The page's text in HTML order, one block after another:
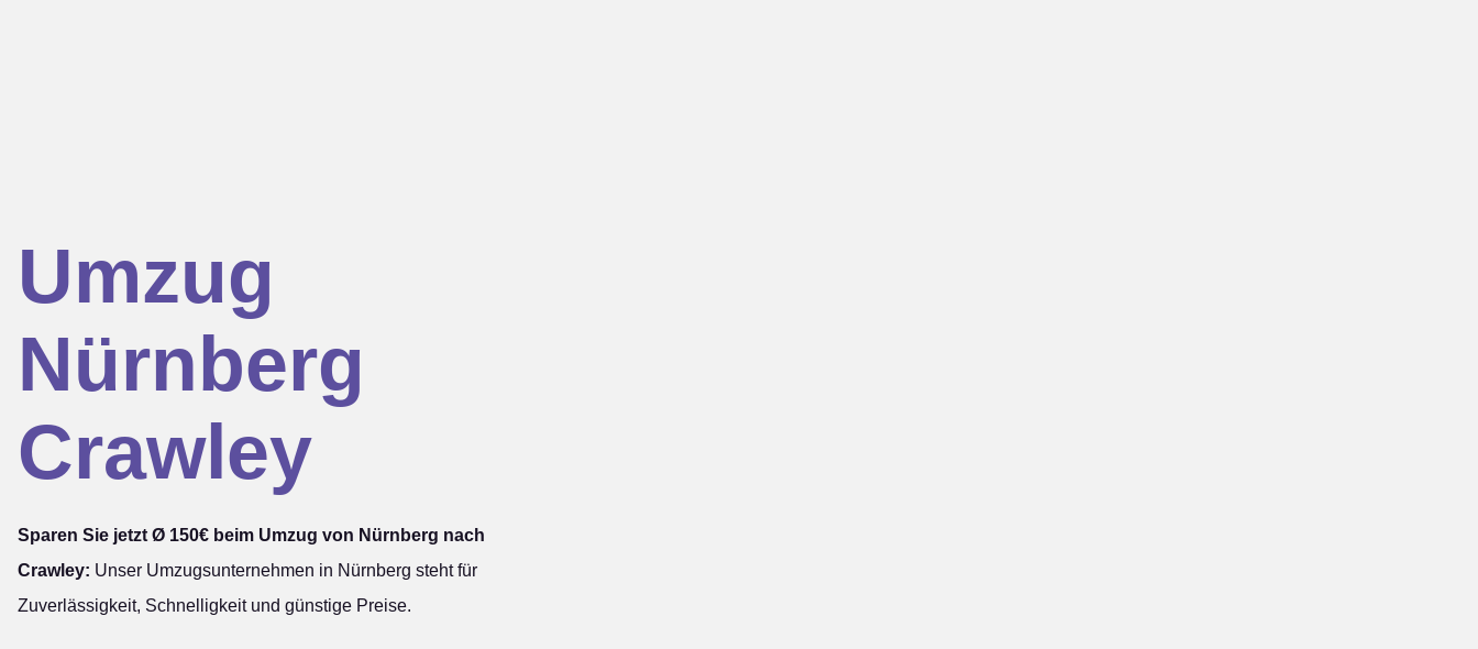
Umzug
Nürnberg
Crawley
Sparen Sie jetzt Ø 150€ beim Umzug von Nürnberg nach
Crawley: Unser Umzugsunternehmen in Nürnberg steht für
Zuverlässigkeit, Schnelligkeit und günstige Preise.